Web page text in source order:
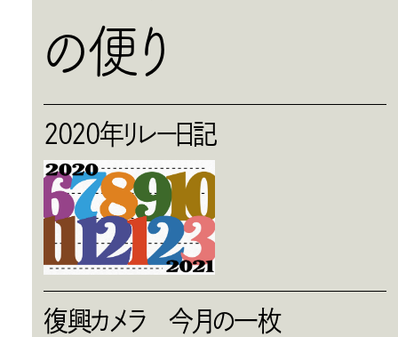
の便り
2020年リレー日記
復興カメラ 今月の一枚